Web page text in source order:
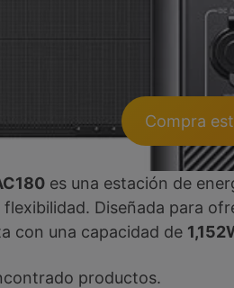
Compra
es una estación de
flexibilidad. Diseñada para
con una capacidad de
productos.